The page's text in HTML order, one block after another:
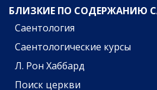
БЛИЗКИЕ ПО СОДЕРЖАНИЮ
Саентология
Саентологические курсы
Л. Рон Хаббард
Поиск церкви